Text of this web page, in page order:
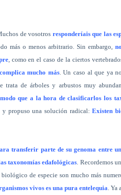
de vosotros responderíais que las
más o menos arbitrario. Sin embargo,
, como en el caso de la ciertos
mucho más. Un caso al que ya
trata de árboles y arbustos muy
que a la hora de clasificarlos los
propuso una solución radical:Existen
transferir parte de su genoma entre
taxonomías edafológicas. Recordemos
de especie son mucho más
vivos es una pura entelequia. Ya